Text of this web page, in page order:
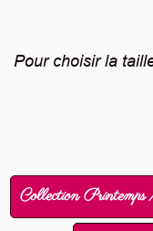
Pour choisir la
Collection